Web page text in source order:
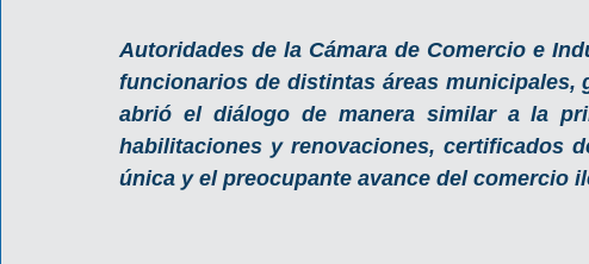
Líneas de CréditoAutoridades de la Cámara de Comercio e
funcionarios de distintas áreas municipales,
abrió el diálogo de manera similar a la
habilitaciones y renovaciones, certificados
única y el preocupante avance del comercio